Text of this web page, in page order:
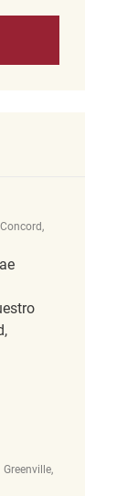
Ubicación
Concord,
Ubicación
Greenville,